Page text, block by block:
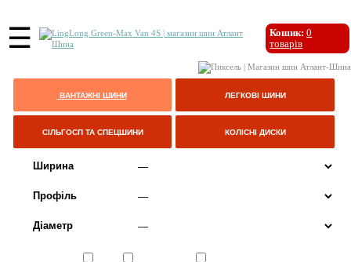
☰ Кошик: 0
товарів
ВАНТАЖНІ ШИНИ ЛЕГКОВІ ШИНИ
СІЛЬГОСП ТА СПЕЦШИНИ КОЛІСНІ ДИСКИ
Ширина
Профіль
Діаметр